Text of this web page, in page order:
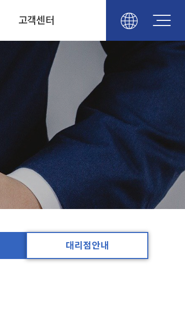
고객센터
자주하는 질문
자유게시판
대리점안내
대리점안내